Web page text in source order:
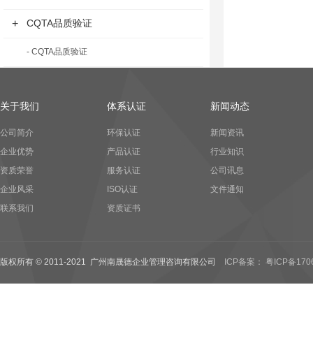
+ CQTA品质验证
- CQTA品质验证
关于我们
公司简介
企业优势
资质荣誉
企业风采
联系我们
体系认证
环保认证
产品认证
服务认证
ISO认证
资质证书
新闻动态
新闻资讯
行业知识
公司讯息
文件通知
版权所有 © 2011-2021 广州南晟德企业管理咨询有限公司 ICP备案： 粤ICP备